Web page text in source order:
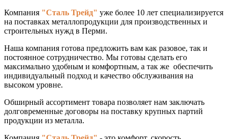
Компания "Сталь Трейд" уже более 10 лет специализируется
на поставках металлопродукции для производственных и
строительных нужд в Перми.
Наша компания готова предложить вам как разовое, так и
постоянное сотрудничество. Мы готовы сделать его
максимально удобным и комфортным, а так же обеспечить
индивидуальный подход и качество обслуживания на
высоком уровне.
Обширный ассортимент товара позволяет нам заключать
долговременные договоры на поставку крупных партий
продукции из металла.